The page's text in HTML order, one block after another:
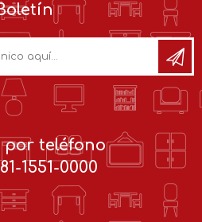
por teléfono
1551-0000